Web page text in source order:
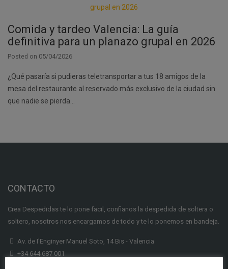
Comida y tardeo Valencia: La guía
definitiva para un planazo grupal en 2026
Posted on 05/04/2026
¿Qué pasaría si pudieras teletransportar a tus 18 amigos de la
mesa del restaurante al reservado más exclusivo de la ciudad sin
que nadie se pierda…
CONTACTO
Crea Despedidas te lo pone facil, confianos la despedida de soltera o
soltero, nosotros nos encargamos de todo y te lo ponemos en bandeja.
Av. de I'Enginyer Manuel Soto, 14 Bis - Valencia
+34 644 687 001